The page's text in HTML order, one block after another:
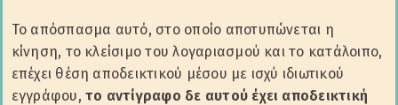
Το απόσπασμα αυτό, στο οποίο αποτυπώνεται η
κίνηση, το κλείσιμο του λογαριασμού και το κατάλοιπο,
επέχει θέση αποδεικτικού μέσου με ισχύ ιδιωτικού
εγγράφου, το αντίγραφο δε αυτού έχει αποδεικτική